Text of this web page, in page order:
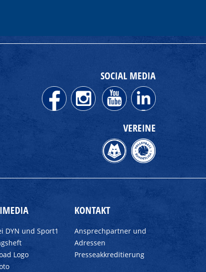
SOCIAL MEDIA
VEREINE
DYN und Sport1
Logo
KONTAKT
Ansprechpartner und
Adressen
Presseakkreditierung